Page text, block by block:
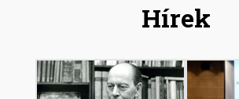
Hírek
Image Image